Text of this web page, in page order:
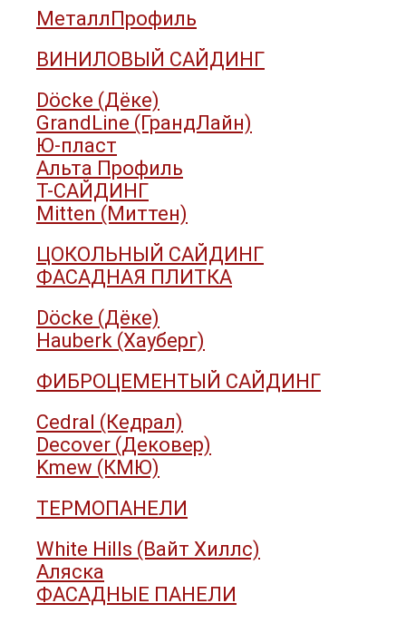
МеталлПрофиль
ВИНИЛОВЫЙ САЙДИНГ
Döcke (Дёке)
GrandLine (ГрандЛайн)
Ю-пласт
Альта Профиль
Т-САЙДИНГ
Mitten (Миттен)
ЦОКОЛЬНЫЙ САЙДИНГ
ФАСАДНАЯ ПЛИТКА
Döcke (Дёке)
Hauberk (Хауберг)
ФИБРОЦЕМЕНТЫЙ САЙДИНГ
Cedral (Кедрал)
Decover (Дековер)
Kmew (КМЮ)
ТЕРМОПАНЕЛИ
White Hills (Вайт Хиллс)
Аляска
ФАСАДНЫЕ ПАНЕЛИ